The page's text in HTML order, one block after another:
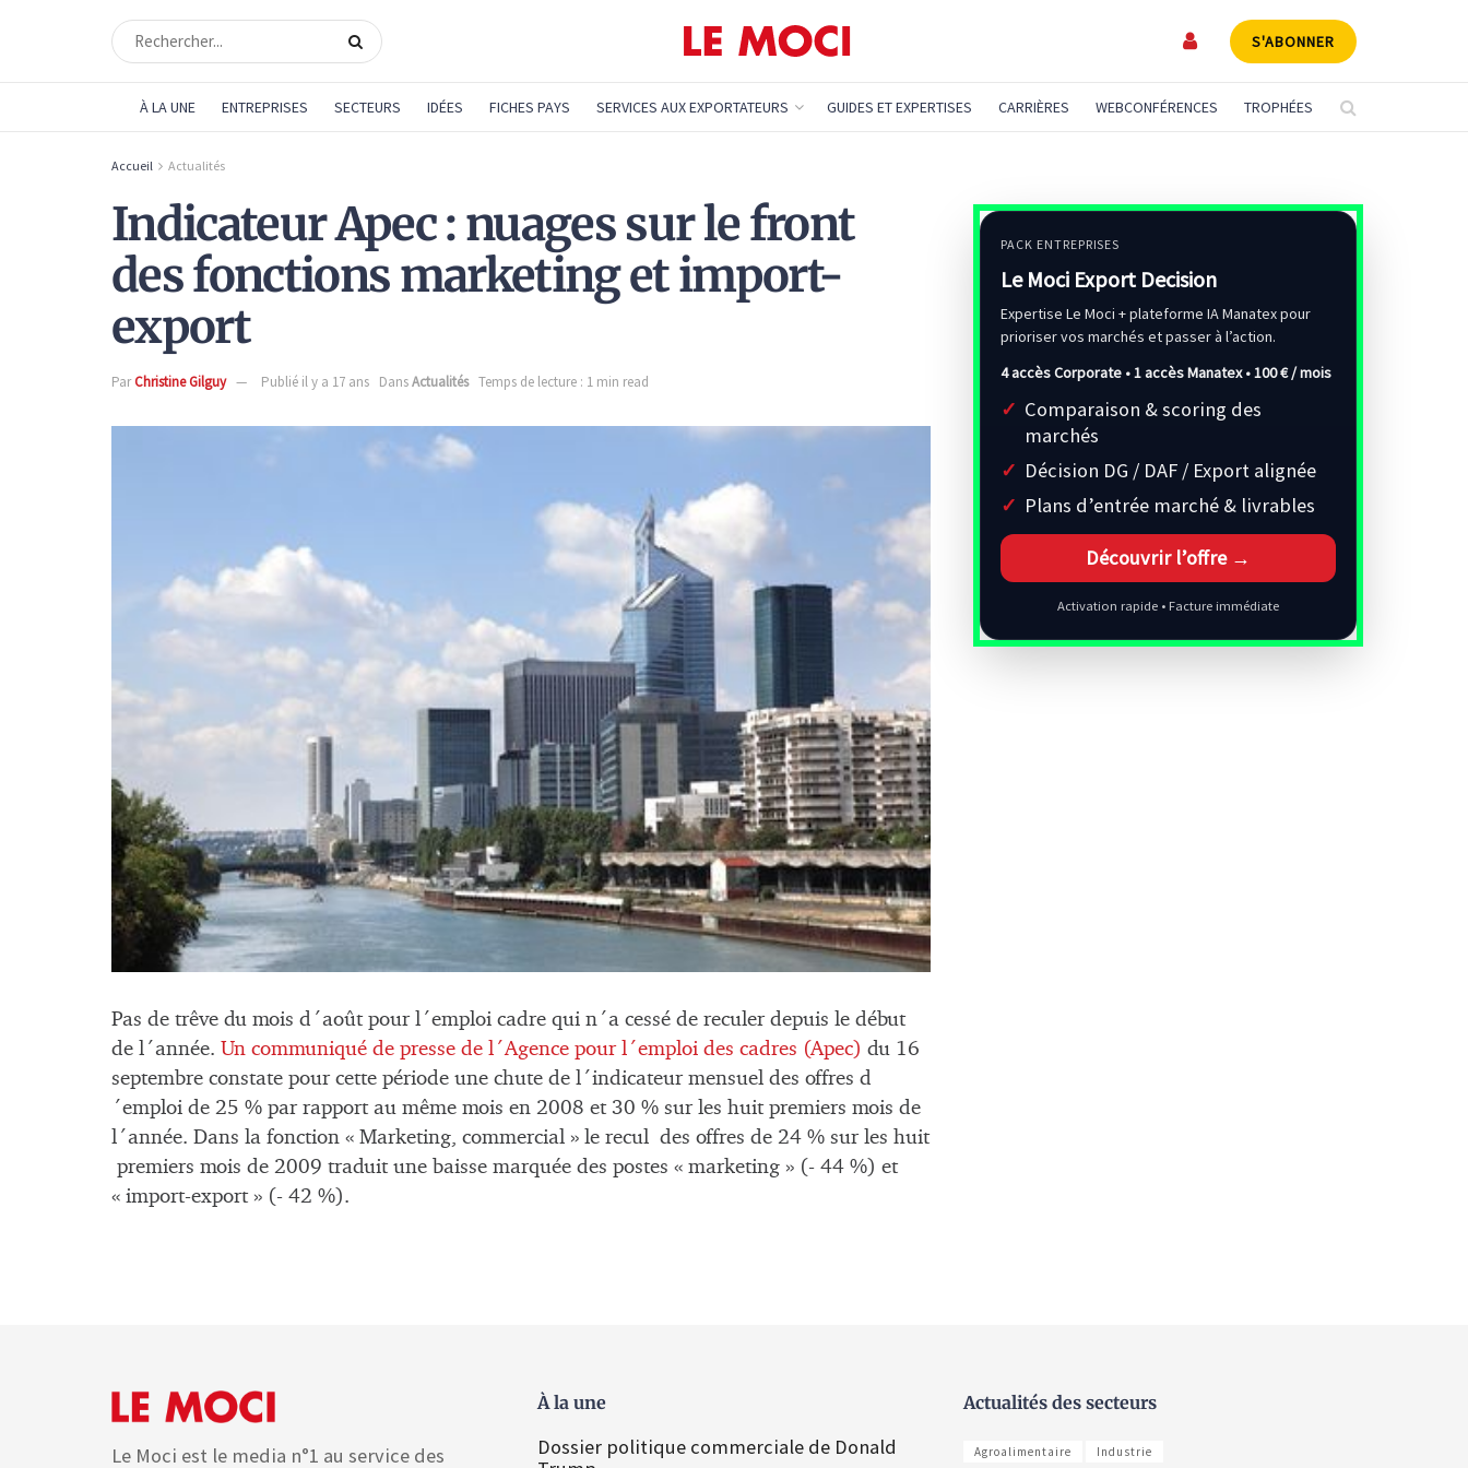
S'ABONNER
À LA UNE ENTREPRISES SECTEURS IDÉES FICHES PAYS SERVICES AUX EXPORTATEURS GUIDES ET EXPERTISES CARRIÈRES WEBCONFÉRENCES TROPHÉES
Accueil Actualités
Indicateur Apec : nuages sur le front
des fonctions marketing et import-
export
ParChristine Gilguy Publié il y a 17 ans DansActualités Temps de lecture : 1 min read
Pas de trêve du mois d´août pour l´emploi cadre qui n´a cessé de reculer depuis le début
de l´année. Un communiqué de presse de l´Agence pour l´emploi des cadres (Apec) du 16
septembre constate pour cette période une chute de l´indicateur mensuel des offres d
´emploi de 25 % par rapport au même mois en 2008 et 30 % sur les huit premiers mois de
l´année. Dans la fonction « Marketing, commercial » le recul des offres de 24 % sur les huit
premiers mois de 2009 traduit une baisse marquée des postes « marketing » (- 44 %) et
« import-export » (- 42 %).
PACK ENTREPRISES
Le Moci Export Decision
Expertise Le Moci + plateforme IA Manatex pour
prioriser vos marchés et passer à l’action.
4 accès Corporate • 1 accès Manatex •100 € / mois
Comparaison & scoring des
marchés
Décision DG / DAF / Export alignée
Plans d’entrée marché & livrables
Découvrir l’offre →
Activation rapide • Facture immédiate
Le Moci est le media n°1 au service des
À la une
Dossier politique commerciale de Donald
Actualités des secteurs
Agroalimentaire Industrie